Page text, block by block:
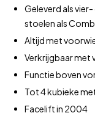
Geleverd als
stoelen als
Altijd met
Verkrijgbaar met
Functie boven
Tot 4 kubieke
Facelift in 2004